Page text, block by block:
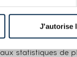
J'autorise
Accès
aux statistiques de